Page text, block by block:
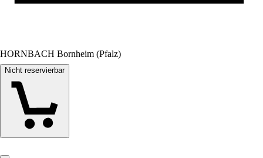
HORNBACH Bornheim (Pfalz)
Nicht reservierbar